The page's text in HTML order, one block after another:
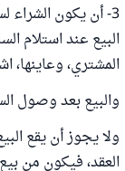
3- أن يكون
البيع عند استلام
المشتري، وعاينها،
والبيع بعد وصول
ولا يجوز أن يقع
العقد، فيكون من بيع